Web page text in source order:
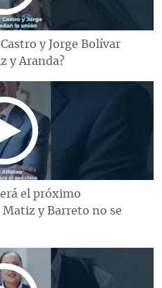
y Jorge Bolívar
y Aranda?
el próximo
y Barreto no se